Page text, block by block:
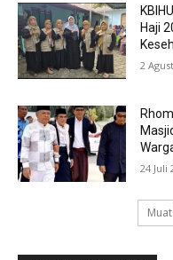
Haji
2
24 Juli